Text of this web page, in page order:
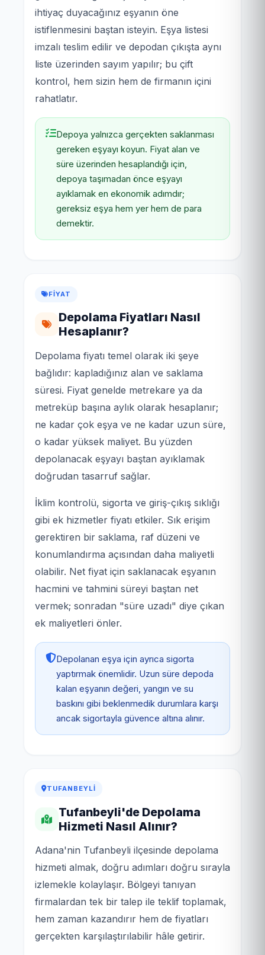
ihtiyaç duyacağınız eşyanın öne
istiflenmesini baştan isteyin. Eşya listesi
imzalı teslim edilir ve depodan çıkışta aynı
liste üzerinden sayım yapılır; bu çift
kontrol, hem sizin hem de firmanın içini
rahatlatır.
Depoya yalnızca gerçekten saklanması
gereken eşyayı koyun. Fiyat alan ve
süre üzerinden hesaplandığı için,
depoya taşımadan önce eşyayı
ayıklamak en ekonomik adımdır;
gereksiz eşya hem yer hem de para
demektir.
FIYAT
Depolama Fiyatları Nasıl
Hesaplanır?
Depolama fiyatı temel olarak iki şeye
bağlıdır: kapladığınız alan ve saklama
süresi. Fiyat genelde metrekare ya da
metreküp başına aylık olarak hesaplanır;
ne kadar çok eşya ve ne kadar uzun süre,
o kadar yüksek maliyet. Bu yüzden
depolanacak eşyayı baştan ayıklamak
doğrudan tasarruf sağlar.
İklim kontrolü, sigorta ve giriş-çıkış sıklığı
gibi ek hizmetler fiyatı etkiler. Sık erişim
gerektiren bir saklama, raf düzeni ve
konumlandırma açısından daha maliyetli
olabilir. Net fiyat için saklanacak eşyanın
hacmini ve tahmini süreyi baştan net
vermek; sonradan "süre uzadı" diye çıkan
ek maliyetleri önler.
Depolanan eşya için ayrıca sigorta
yaptırmak önemlidir. Uzun süre depoda
kalan eşyanın değeri, yangın ve su
baskını gibi beklenmedik durumlara karşı
ancak sigortayla güvence altına alınır.
TUFANBEYLI
Tufanbeyli'de Depolama
Hizmeti Nasıl Alınır?
Adana'nin Tufanbeyli ilçesinde depolama
hizmeti almak, doğru adımları doğru sırayla
izlemekle kolaylaşır. Bölgeyi tanıyan
firmalardan tek bir talep ile teklif toplamak,
hem zaman kazandırır hem de fiyatları
gerçekten karşılaştırılabilir hâle getirir.